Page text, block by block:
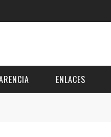
ENLACES